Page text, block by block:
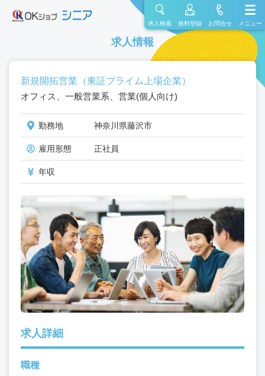
求人検索 無料登録 お問合せ メニュー
求人情報
新規開拓営業（東証プライム上場企業）
オフィス、一般営業系、営業(個人向け)
勤務地 神奈川県藤沢市
雇用形態 正社員
年収
求人詳細
職種